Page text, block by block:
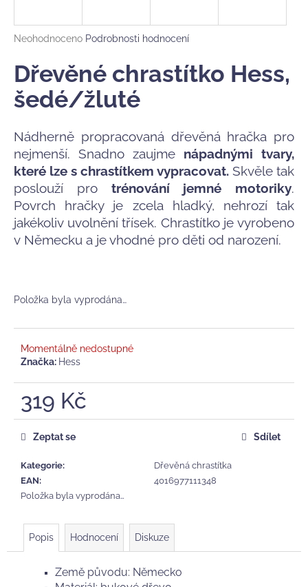
Průměrné
produktu
je
0,0
z
hvězdiček.
Neohodnoceno Podrobnosti hodnocení
Dřevěné chrastítko Hess,
šedé/žluté
Nádherně propracovaná dřevěná hračka pro
nejmenší. Snadno zaujme nápadnými tvary,
které lze s chrastítkem vypracovat. Skvěle tak
poslouží pro trénování jemné motoriky.
Povrch hračky je zcela hladký, nehrozí tak
jakékoliv uvolnění třísek. Chrastítko je vyrobeno
v Německu a je vhodné pro děti od narození.
Položka byla vyprodána…
Momentálně nedostupné
Značka: Hess
319 Kč
Měrná
cena:
Kategorie:
Dřevěná chrastítka
EAN:
4016977111348
Položka byla vyprodána…
Zeptat se Sdílet
Popis Hodnocení Diskuze
Země původu: Německo
j
t
?
HLEDAT
D
o
p
u
u
e
e
BODY
KOLEKCE
HELLO,
MODRÉ